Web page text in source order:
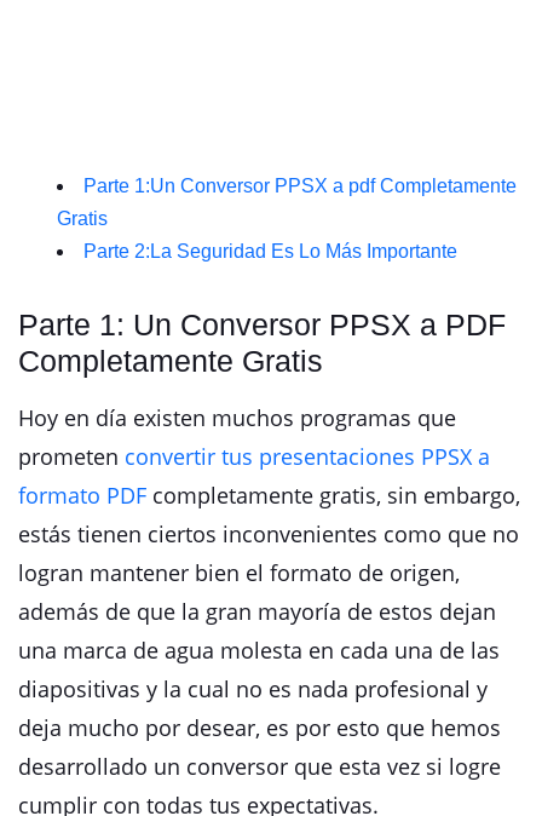
Parte 1:Un Conversor PPSX a pdf Completamente
Gratis
Parte 2:La Seguridad Es Lo Más Importante
Parte 1: Un Conversor PPSX a PDF
Completamente Gratis
Hoy en día existen muchos programas que
prometen convertir tus presentaciones PPSX a
formato PDF completamente gratis, sin embargo,
estás tienen ciertos inconvenientes como que no
logran mantener bien el formato de origen,
además de que la gran mayoría de estos dejan
una marca de agua molesta en cada una de las
diapositivas y la cual no es nada profesional y
deja mucho por desear, es por esto que hemos
desarrollado un conversor que esta vez si logre
cumplir con todas tus expectativas.